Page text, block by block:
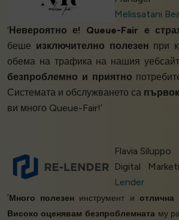
Melissatani
‘Невероятно е! Queue-Fair е
беше изключително полезен при
обема на трафика на нашия
безпроблемно и приятно
Системата и обслужването са
ви много Queue-Fair!’
Flavia Siluppo
Digital
Lender
‘Много полезенинструмент и отлична
Високо оценявам безпроблемнатаму